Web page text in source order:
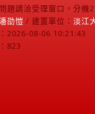
題請洽受理窗口，分機
劭愷 / 建置單位： 淡江
2026-08-06 10:21:43
823